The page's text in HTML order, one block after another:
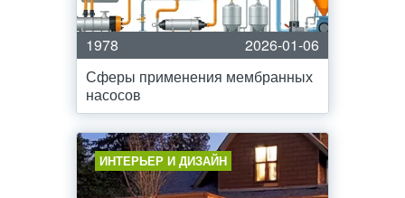
1978
2026-01-06
Сферы применения мембранных
насосов
ИНТЕРЬЕР И ДИЗАЙН